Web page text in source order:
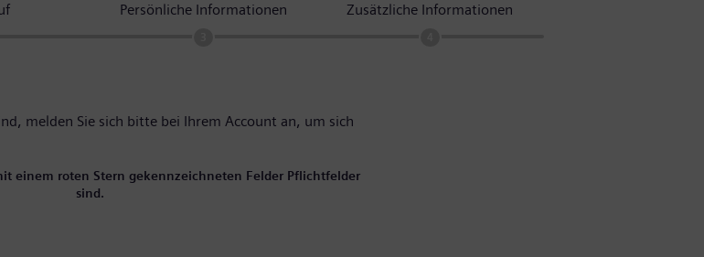
Persönliche Informationen Zusätzliche Informationen
melden Sie sich bitte bei Ihrem Account an, um sich
einem roten Stern gekennzeichneten Felder Pflichtfelder
sind.